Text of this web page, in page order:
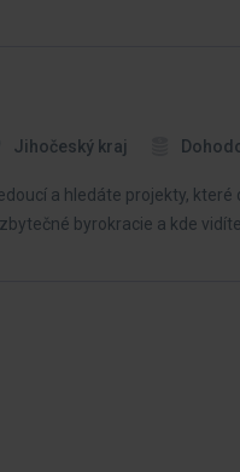
Jihočeský kraj
a hledáte projekty,
byrokracie a kde vidíte